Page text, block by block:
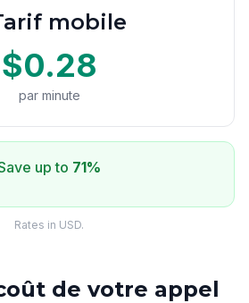
mobile
$0.28
par minute
up to 71%
Rates in USD.
de votre appel